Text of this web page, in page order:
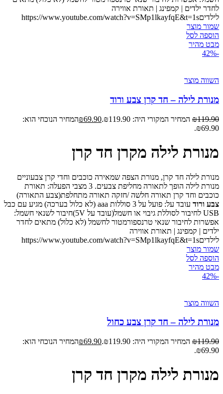
לחדר ילדים | קמפינג | תאורת אווירה
לילדיםhttps://www.youtube.com/watch?v=SMp1lkayfqE&t=1s
שמור מוצר
הוספה לסל
מבט מהיר
-42%
השווה מוצר
מנורת לילה – חד קרן צבע ורוד
₪119.90 המחיר המקורי היה: ₪119.90. ₪69.90
המחיר הנוכחי הוא:
₪69.90.
מנורת לילה מקרן חד קרן
מנורת לילה חד קרן, מנורת הצפה שמאירה כוכבים וחדי קרן צבעוניים
מנורת לילה הופך לתאורה מחליפת צבעים. 3 מצבי הפעלה: תאורת
כוכבים וחד קרן תאורה חלשה /חזקה תאורה מתחלפת(צבע התאורה)
צבע ורוד
עובד על: פועל על 3 סוללות aaa (לא כלול בערכה) מגיע עם כבל
USB לחיבור לסוללת גיבוי או חשמל(עובד על 5V) ​חיבור לשנאי חשמל:
אפשרות לחיבור שנאי טרנספורמטור לחשמל (לא כלול) מתאים לחדר
ילדים | קמפינג | תאורת אווירה
לילדיםhttps://www.youtube.com/watch?v=SMp1lkayfqE&t=1s
שמור מוצר
הוספה לסל
מבט מהיר
-42%
השווה מוצר
מנורת לילה – חד קרן צבע כחול
₪119.90 המחיר המקורי היה: ₪119.90. ₪69.90
המחיר הנוכחי הוא:
₪69.90.
מנורת לילה מקרן חד קרן